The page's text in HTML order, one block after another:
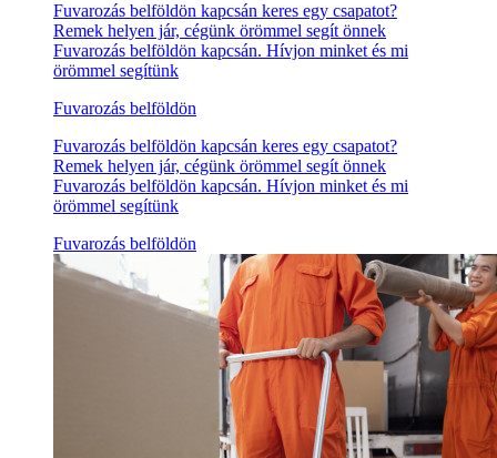
Fuvarozás belföldön kapcsán keres egy csapatot?
Remek helyen jár, cégünk örömmel segít önnek
Fuvarozás belföldön kapcsán. Hívjon minket és mi
örömmel segítünk
Fuvarozás belföldön
Fuvarozás belföldön kapcsán keres egy csapatot?
Remek helyen jár, cégünk örömmel segít önnek
Fuvarozás belföldön kapcsán. Hívjon minket és mi
örömmel segítünk
Fuvarozás belföldön